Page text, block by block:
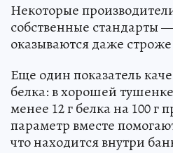
Некоторые
собственные стандарты
оказываются даже
Еще один показатель
белка: в хорошей
менее 12 г белка на 100 г
параметр вместе
что находится внутри